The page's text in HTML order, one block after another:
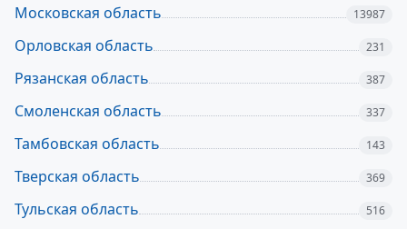
Московская область 13987
Орловская область 231
Рязанская область 387
Смоленская область 337
Тамбовская область 143
Тверская область 369
Тульская область 516